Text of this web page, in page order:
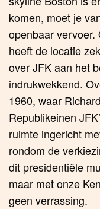
komen, moet je
openbaar vervoer.
heeft de locatie
over JFK aan het
indrukwekkend.
1960, waar
Republikeinen
ruimte ingericht
rondom de
dit presidentiële
maar met onze
geen verrassing.